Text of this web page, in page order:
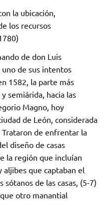
la ubicación,
los recursos
de don Luis
uno de sus intentos
1582, la parte más
semiárida, hacia las
Magno, hoy
de León, considerada
Trataron de enfrentar la
diseño de casas
la región que incluían
aljibes que captaban el
sótanos de las casas, (5-7)
otro manantial